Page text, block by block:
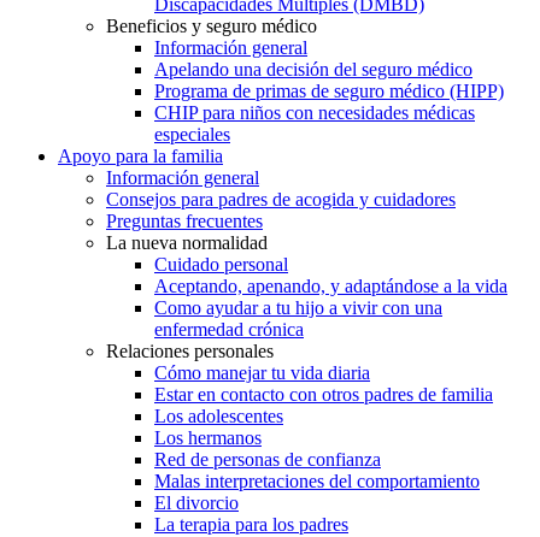
Beneficios y seguro médico
Información general
Apelando una decisión del seguro médico
Programa de primas de seguro médico (HIPP)
CHIP para niños con necesidades médicas
especiales
Apoyo para la familia
Información general
Consejos para padres de acogida y cuidadores
Preguntas frecuentes
La nueva normalidad
Cuidado personal
Aceptando, apenando, y adaptándose a la vida
Como ayudar a tu hijo a vivir con una
enfermedad crónica
Relaciones personales
Cómo manejar tu vida diaria
Estar en contacto con otros padres de familia
Los adolescentes
Los hermanos
Red de personas de confianza
Malas interpretaciones del comportamiento
El divorcio
La terapia para los padres